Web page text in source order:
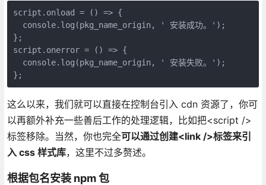
script.onload = () => {
  console.log(pkg_name_origin, ' 安装成功。');
};
script.onerror = () => {
  console.log(pkg_name_origin, ' 安装失败。');
这么以来，我们就可以直接在控制台引入 cdn 资源了，你可
以再额外补充一些善后工作的处理逻辑，比如把<script />
标签移除。当然，你也完全可以通过创建<link />标签来引
入 css 样式库，这里不过多赘述。
根据包名安装 npm 包